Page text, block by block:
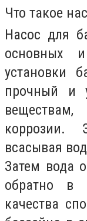
Что такое
Насос для
основных
установки
прочный и
коррозии.
всасывая
Затем вода
обратно в
качества